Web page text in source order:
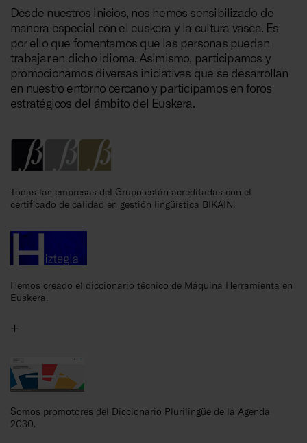
Desde nuestros inicios, nos hemos sensibilizado de
manera especial con el euskera y la cultura vasca. Es
por ello que fomentamos que las personas puedan
trabajar en dicho idioma. Asimismo, participamos y
promocionamos diversas iniciativas que se desarrollan
en nuestro entorno cercano y participamos en foros
estratégicos del ámbito del Euskera.
Todas las empresas del Grupo están acreditadas con el
certificado de calidad en gestión lingüística BIKAIN.
Hemos creado el diccionario técnico de Máquina Herramienta en
Euskera.
+
Somos promotores del Diccionario Plurilingüe de la Agenda
2030.